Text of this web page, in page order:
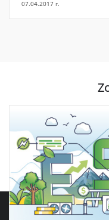
07.04.2017 r.